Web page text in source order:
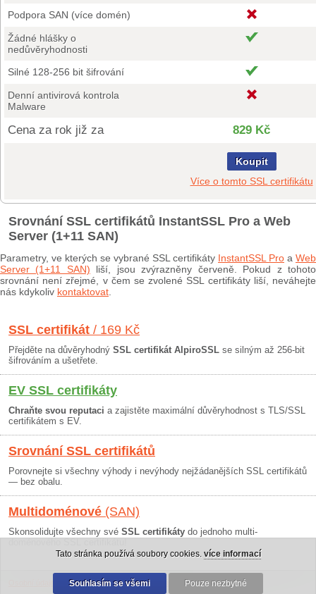
Podpora SAN (více domén)
Žádné hlášky o
nedůvěryhodnosti
Silné 128-256 bit šifrování
Denní antivirová kontrola
Malware
Cena za rok již za 829 Kč
Koupit
Více o tomto SSL certifikátu
Srovnání SSL certifikátů InstantSSL Pro a Web
Server (1+11 SAN)
Parametry, ve kterých se vybrané SSL certifikáty InstantSSL Pro a Web
Server (1+11 SAN) liší, jsou zvýrazněny červeně. Pokud z tohoto
srovnání není zřejmé, v čem se zvolené SSL certifikáty liší, neváhejte
nás kdykoliv kontaktovat
SSL certifikát / 169 Kč
Přejděte na důvěryhodný SSL certifikát AlpiroSSL se silným až 256-bit
šifrováním a ušetřete.
EV SSL certifikáty
Chraňte svou reputaci a zajistěte maximální důvěryhodnost s TLS/SSL
certifikátem s EV.
Srovnání SSL certifikátů
Porovnejte si všechny výhody i nevýhody nejžádanějších SSL certifikátů
— bez obalu.
Multidoménové (SAN)
Skonsolidujte všechny své SSL certifikáty do jednoho multi-
Obchodní podmínky|30 dní záruka
Tato stránka používá soubory cookies. více informací
Souhlasím se všemi Pouze nezbytné